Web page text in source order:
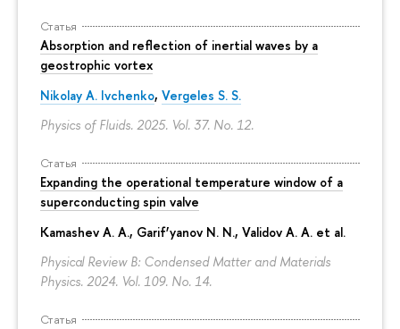
Статья
Absorption and reflection of inertial waves by a
geostrophic vortex
Nikolay A. Ivchenko, Vergeles S. S.
Physics of Fluids. 2025. Vol. 37. No. 12.
Статья
Expanding the operational temperature window of a
superconducting spin valve
Kamashev A. A., Garif’yanov N. N., Validov A. A. et al.
Physical Review B: Condensed Matter and Materials
Physics. 2024. Vol. 109. No. 14.
Статья